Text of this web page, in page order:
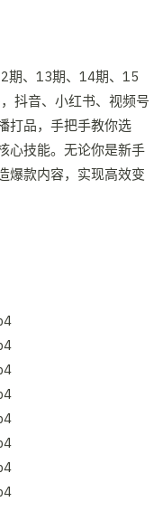
期、13期、14期、15
抖音、小红书、视频号
打品，手把手教你选
心技能。无论你是新手
爆款内容，实现高效变